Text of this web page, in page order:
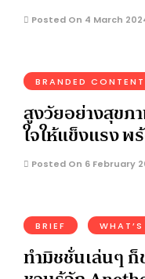
Posted On 4 March
BRANDED CONTENT
สูงวัยอย่างสุขภ
ใจให้แข็งแรง พ
Posted On 6 February
BRIEF WHAT’S
ทำมิชชั่นเล่นๆ ก็